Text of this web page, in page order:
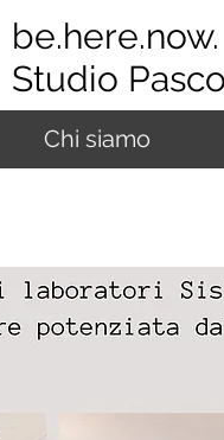
be.here.now.
Studio
Chi siamo